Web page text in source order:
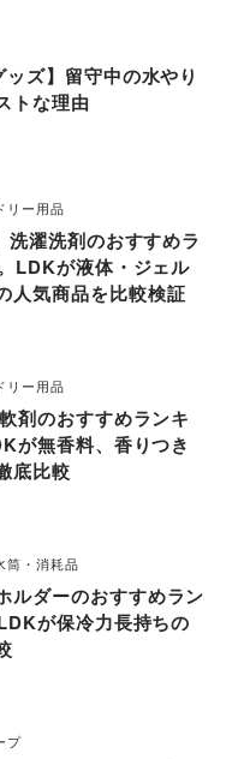
ッズ】留守中の水やり
トな理由
リー用品
洗濯洗剤のおすすめラ
LDKが液体・ジェル
人気商品を比較検証
リー用品
剤のおすすめランキ
が無香料、香りつき
底比較
筒・消耗品
ルダーのおすすめラン
が保冷力長持ちの
プ